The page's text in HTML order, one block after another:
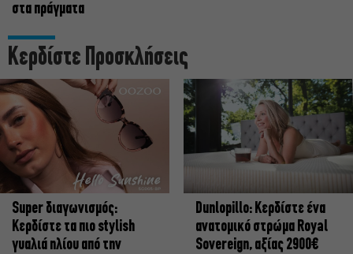
στα πράγματα
Κερδίστε Προσκλήσεις
Super διαγωνισμός:
Κερδίστε τα πιο stylish
γυαλιά ηλίου από την
Dunlopillo: Κερδίστε ένα
ανατομικό στρώμα Royal
Sovereign, αξίας 2900€